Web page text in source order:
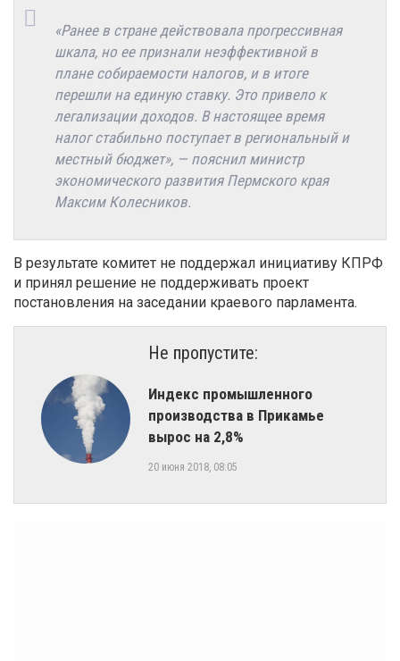
«Ранее в стране действовала прогрессивная
шкала, но ее признали неэффективной в
плане собираемости налогов, и в итоге
перешли на единую ставку. Это привело к
легализации доходов. В настоящее время
налог стабильно поступает в региональный и
местный бюджет», — пояснил министр
экономического развития Пермского края
Максим Колесников.
В результате комитет не поддержал инициативу КПРФ
и принял решение не поддерживать проект
постановления на заседании краевого парламента.
Не пропустите:
​Индекс промышленного
производства в Прикамье
вырос на 2,8%
20 июня 2018, 08:05